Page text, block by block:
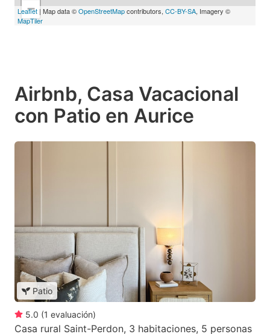
−
Leaflet | Map data ©OpenStreetMapcontributors, CC-BY-SA, Imagery ©
MapTiler
Airbnb, Casa Vacacional
con Patio en Aurice
Patio
5.0 (1 evaluación)
Casa rural Saint-Perdon, 3 habitaciones, 5 personas